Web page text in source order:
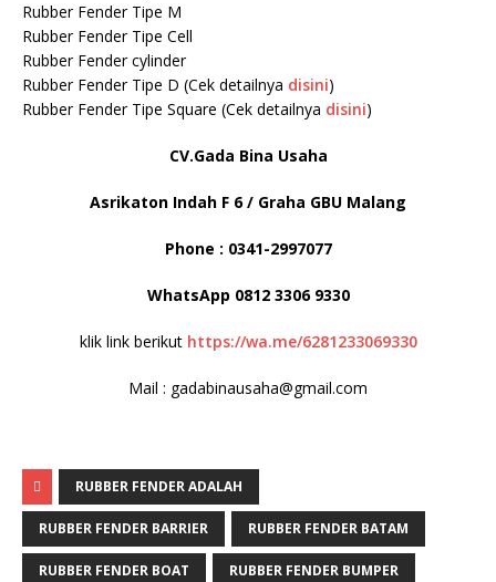
Rubber Fender Tipe M
Rubber Fender Tipe Cell
Rubber Fender cylinder
Rubber Fender Tipe D (Cek detailnya disini)
Rubber Fender Tipe Square (Cek detailnya disini)
CV.Gada Bina Usaha
Asrikaton Indah F 6 / Graha GBU Malang
Phone : 0341-2997077
WhatsApp 0812 3306 9330
klik link berikut https://wa.me/6281233069330
Mail : gadabinausaha@gmail.com
RUBBER FENDER ADALAH
RUBBER FENDER BARRIER RUBBER FENDER BATAM
RUBBER FENDER BOAT RUBBER FENDER BUMPER